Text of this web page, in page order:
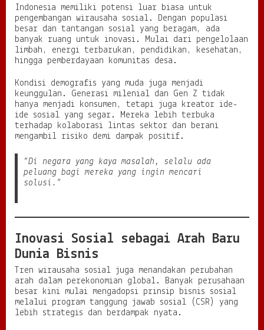
Indonesia memiliki potensi luar biasa untuk
pengembangan wirausaha sosial. Dengan populasi
besar dan tantangan sosial yang beragam, ada
banyak ruang untuk inovasi. Mulai dari pengelolaan
limbah, energi terbarukan, pendidikan, kesehatan,
hingga pemberdayaan komunitas desa.
Kondisi demografis yang muda juga menjadi
keunggulan. Generasi milenial dan Gen Z tidak
hanya menjadi konsumen, tetapi juga kreator ide-
ide sosial yang segar. Mereka lebih terbuka
terhadap kolaborasi lintas sektor dan berani
mengambil risiko demi dampak positif.
“Di negara yang kaya masalah, selalu ada
peluang bagi mereka yang ingin mencari
solusi.”
Inovasi Sosial sebagai Arah Baru
Dunia Bisnis
Tren wirausaha sosial juga menandakan perubahan
arah dalam perekonomian global. Banyak perusahaan
besar kini mulai mengadopsi prinsip bisnis sosial
melalui program tanggung jawab sosial (CSR) yang
lebih strategis dan berdampak nyata.